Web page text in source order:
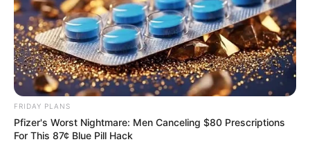
FRIDAY PLANS
Pfizer's Worst Nightmare: Men Canceling $80 Prescriptions
For This 87¢ Blue Pill Hack